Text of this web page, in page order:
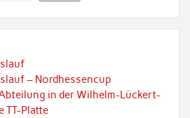
– Nordhessencup
in der Wilhelm-Lückert-
TT-Platte